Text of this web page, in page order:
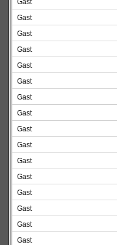
Gast
Gast
Gast
Gast
Gast
Gast
Gast
Gast
Gast
Gast
Gast
Gast
Gast
Gast
Gast
Gast